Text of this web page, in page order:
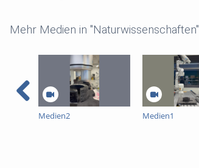
Mehr Medien in "Naturwissenschaften"
Medien2 Medien1